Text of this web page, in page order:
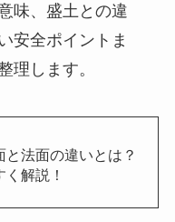
味、盛土との違
安全ポイントま
理します。
と法面の違いとは？
解説！